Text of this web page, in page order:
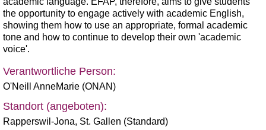
the opportunity to engage actively with academic English,
showing them how to use an appropriate, formal academic
tone and how to continue to develop their own 'academic
voice'.
Verantwortliche Person:
O'Neill AnneMarie (ONAN)
Standort (angeboten):
Rapperswil-Jona, St. Gallen (Standard)